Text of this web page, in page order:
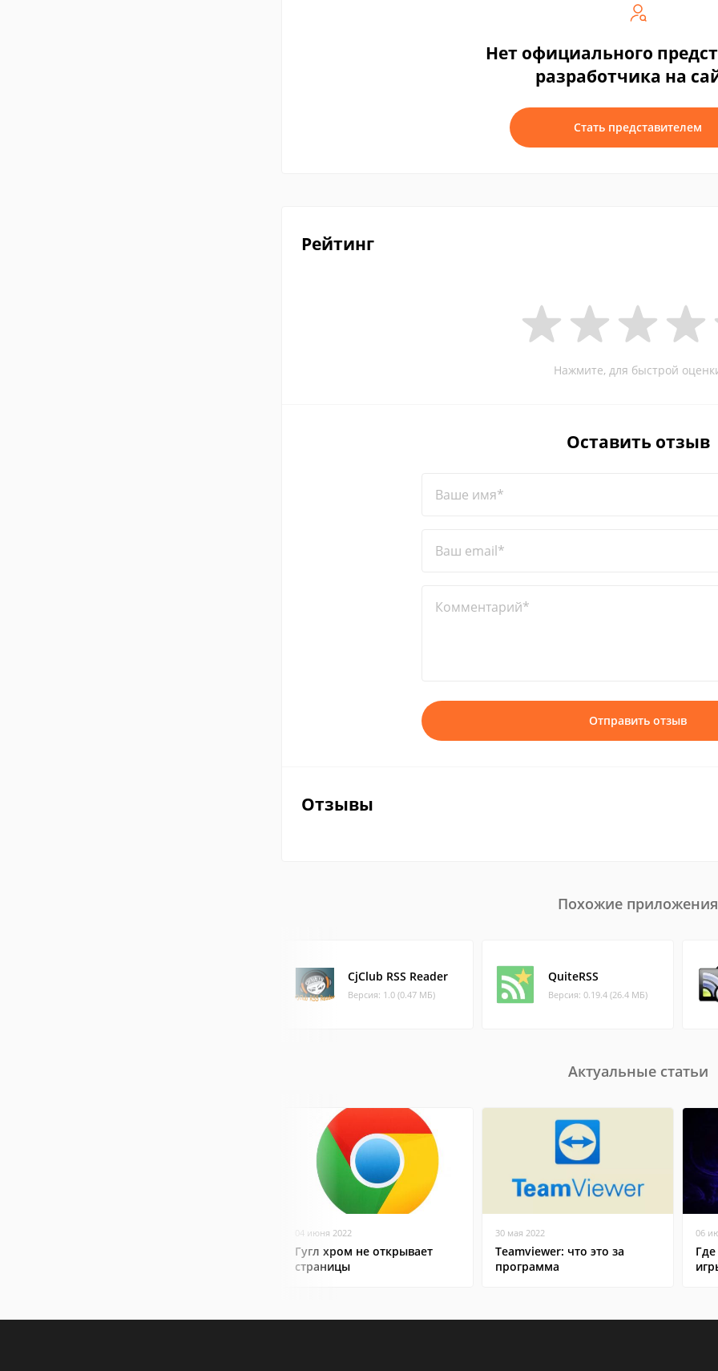
Нет официального
разработчика на
Стать представителем
Рейтинг
Нажмите, для быстрой
Оставить отзыв
Ваше имя*
Ваш email*
Комментарий*
Отправить отзыв
Отзывы
Похожие приложения
CjClub RSS Reader
Версия: 1.0 (0.47 МБ)
QuiteRSS
Версия: 0.19.4 (26.4 МБ)
Актуальные статьи
04 июня 2022
Гугл хром не открывает
страницы
30 мая 2022
Teamviewer: что это за
программа
06